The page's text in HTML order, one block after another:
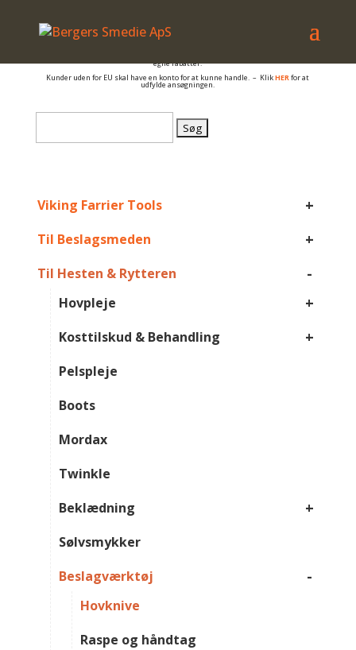
– også salg til PRIVATE
egne rabatter.
Kunder uden for EU skal have en konto for at kunne handle. – KlikHERfor at
udfylde ansøgningen.
efter:
Viking Farrier Tools +
Til Beslagsmeden +
Til Hesten & Rytteren -
Hovpleje +
Kosttilskud & Behandling +
Pelspleje
Boots
Mordax
Twinkle
Beklædning
+
Sølvsmykker
Beslagværktøj
-
Hovknive
Raspe og håndtag